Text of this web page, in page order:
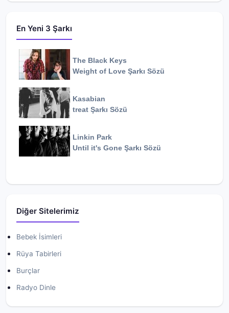
En Yeni 3 Şarkı
The Black Keys
Weight of Love Şarkı Sözü
Kasabian
treat Şarkı Sözü
Linkin Park
Until it's Gone Şarkı Sözü
Diğer Sitelerimiz
Bebek İsimleri
Rüya Tabirleri
Burçlar
Radyo Dinle